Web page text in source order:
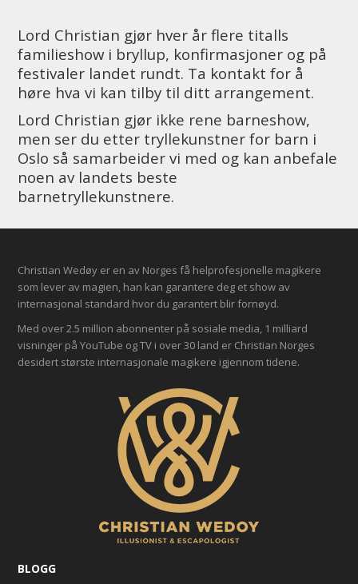
Lord Christian gjør hver år flere titalls
familieshow i bryllup, konfirmasjoner og på
festivaler landet rundt. Ta kontakt for å
høre hva vi kan tilby til ditt arrangement.
Lord Christian gjør ikke rene barneshow,
men ser du etter tryllekunstner for barn i
Oslo så samarbeider vi med og kan anbefale
noen av landets beste
barnetryllekunstnere.
Christian Wedøy er en av Norges få helprofesjonelle magikere
som lever av magien, han kan garantere deg et show av
internasjonal standard hvor du garantert blir fornøyd.
Med over 2.5 million abonnenter på sosiale media, 1 milliard
visninger på YouTube og TV i over 30 land er Christian Norges
desidert største internasjonale magikere igjennom tidene.
BLOGG